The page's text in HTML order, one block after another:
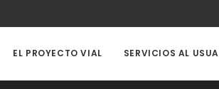
EL PROYECTO VIAL SERVICIOS AL